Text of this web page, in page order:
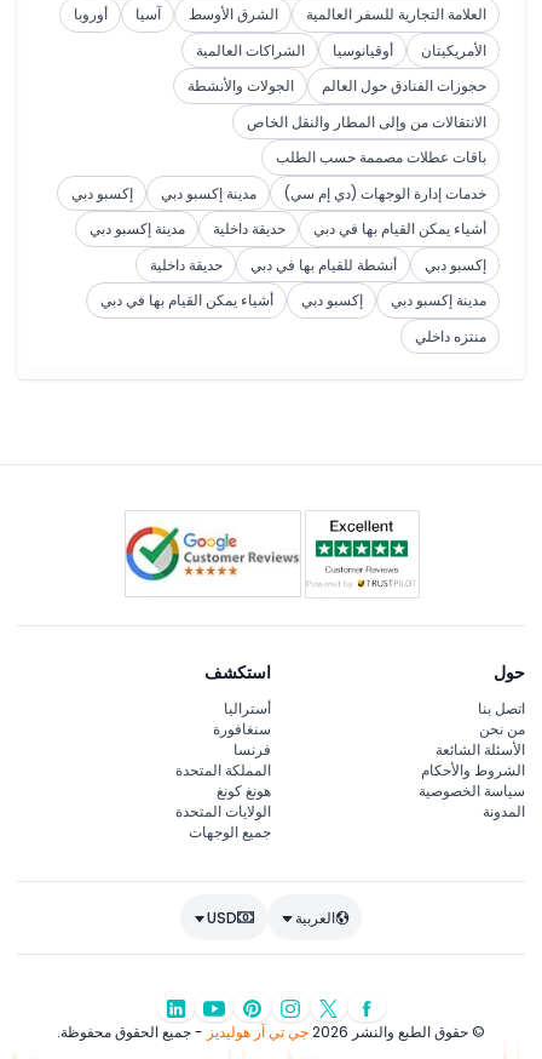
العلامة التجارية للسفر العالمية
الشرق الأوسط آسيا
أوروبا
الأمريكيتان
أوقيانوسيا
الشراكات العالمية
حجوزات الفنادق حول العالم
الجولات والأنشطة
الانتقالات من وإلى المطار والنقل الخاص
باقات عطلات مصممة حسب الطلب
خدمات إدارة الوجهات (دي إم سي)
مدينة إكسبو دبي
إكسبو دبي
أشياء يمكن القيام بها في دبي
حديقة داخلية
مدينة إكسبو دبي
إكسبو دبي
أنشطة للقيام بها في دبي
حديقة داخلية
مدينة إكسبو دبي
إكسبو دبي
أشياء يمكن القيام بها في دبي
منتزه داخلي
حول
اتصل بنا
من نحن
الأسئلة الشائعة
الشروط والأحكام
سياسة الخصوصية
المدونة
استكشف
أستراليا
سنغافورة
فرنسا
المملكة المتحدة
هونغ كونغ
الولايات المتحدة
جميع الوجهات
العربية USD
© حقوق الطبع والنشر 2026 جي تي آر هوليديز - جميع الحقوق محفوظة.